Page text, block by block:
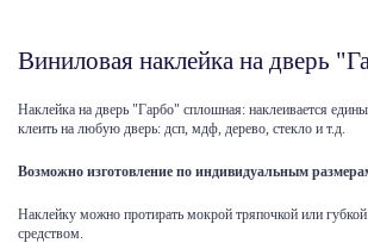
Виниловая наклейка на дверь
Наклейка на дверь "Гарбо" сплошная: наклеивается
клеить на любую дверь: дсп, мдф, дерево, стекло и т.д.
Возможно изготовление по индивидуальным
Наклейку можно протирать мокрой тряпочкой или
средством.